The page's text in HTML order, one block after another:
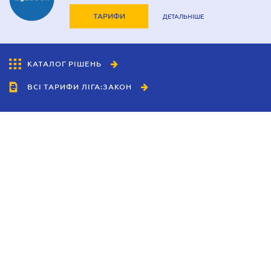
ТАРИФИ ДЕТАЛЬНІШЕ
КАТАЛОГ РІШЕНЬ
ВСІ ТАРИФИ ЛІГА:ЗАКОН